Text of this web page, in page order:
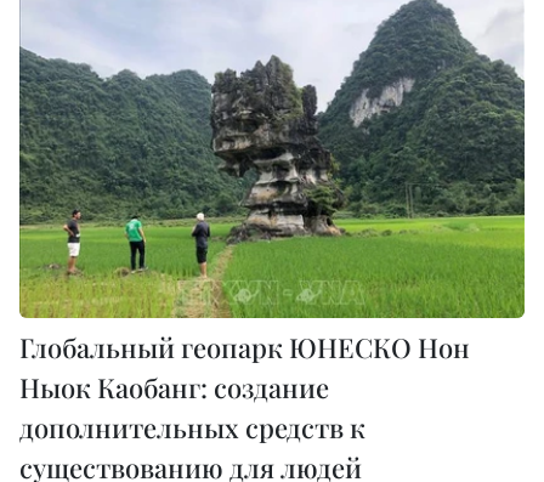
Глобальный геопарк ЮНЕСКО Нон
Ныок Каобанг: создание
дополнительных средств к
существованию для людей